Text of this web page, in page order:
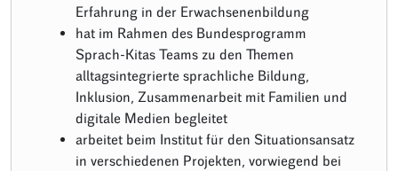
Erfahrung in der Erwachsenenbildung
hat im Rahmen des Bundesprogramm
Sprach-Kitas Teams zu den Themen
alltagsintegrierte sprachliche Bildung,
Inklusion, Zusammenarbeit mit Familien und
digitale Medien begleitet
arbeitet beim Institut für den Situationsansatz
in verschiedenen Projekten, vorwiegend bei